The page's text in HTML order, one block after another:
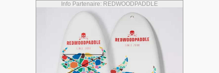
Info Partenaire: REDWOODPADDLE